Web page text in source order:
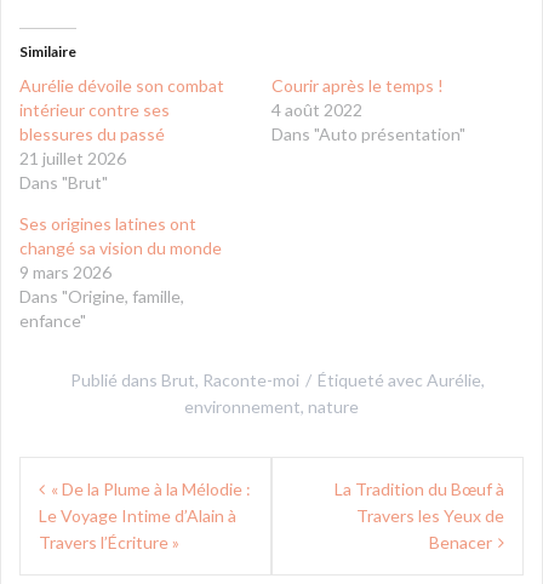
Similaire
Aurélie dévoile son combat
intérieur contre ses
blessures du passé
21 juillet 2026
Dans "Brut"
Courir après le temps !
4 août 2022
Dans "Auto présentation"
Ses origines latines ont
changé sa vision du monde
9 mars 2026
Dans "Origine, famille,
enfance"
Publié dans Brut, Raconte-moi Étiqueté avec Aurélie,
environnement, nature
Navigation
de
l’article
« De la Plume à la Mélodie :
Le Voyage Intime d’Alain à
Travers l’Écriture »
La Tradition du Bœuf à
Travers les Yeux de
Benacer